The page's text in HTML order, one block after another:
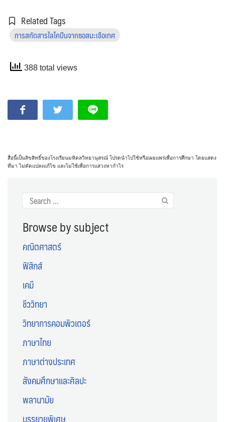
Related Tags
การสกัดสารไลโคปีนจากซอสมะเขือเทศ
388 total views
สื่อนี้เป็นลิขสิทธิ์ของโรงเรียนมหิดลวิทยานุสรณ์ โปรดนำไปใช้หรือเผยแพร่เพื่อการศึกษา โดยแสดง
ที่มา ไม่ดัดแปลงแก้ไข และไม่ใช้เพื่อการแสวงหากำไร
Search
for:
Browse by subject
คณิตศาสตร์
ฟิสิกส์
เคมี
ชีววิทยา
วิทยาการคอมพิวเตอร์
ภาษาไทย
ภาษาต่างประเทศ
สังคมศึกษาและศิลปะ
พลานามัย
บรรยายพิเศษ